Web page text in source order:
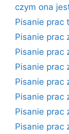
czym ona
Pisanie prac
Pisanie prac
Pisanie prac
Pisanie prac
Pisanie prac
Pisanie prac
Pisanie prac
Pisanie prac